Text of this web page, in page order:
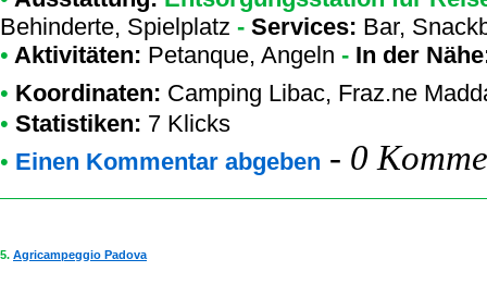
Behinderte, Spielplatz - Services: Bar,
• Aktivitäten: Petanque, Angeln - In der
• Koordinaten: Camping Libac, Fraz.ne
• Statistiken: 7 Klicks
• Einen Kommentar abgeben - 0
5. Agricampeggio Padova